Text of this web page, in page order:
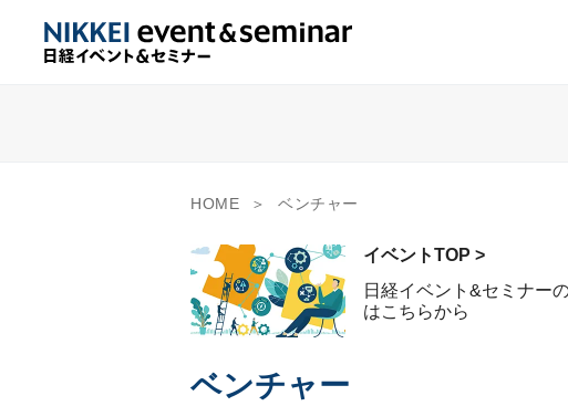
HOME ベンチャー
イベントTOP >
日経イベント&セミナー
はこちらから
ベンチャー